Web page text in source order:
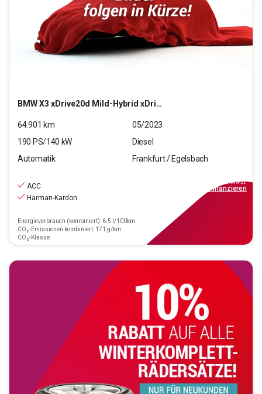
BMWX3 xDrive20d Mild-Hybrid xDrive M Sport (EURO 6d)
64.901 km
05/2023
190 PS/140 kW
Diesel
Automatik
Frankfurt / Egelsbach
ACC
Harman-Kardon
Energieverbrauch (kombiniert): 6.5 l/100km
CO₂-Emissionen kombiniert: 171 g/km
CO₂-Klasse:
inkl.MwSt.
finanzieren